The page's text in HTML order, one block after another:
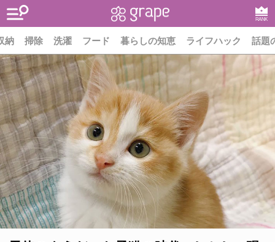
RANK
納 掃除 洗濯 フード 暮らしの知恵 ライフハック 話題